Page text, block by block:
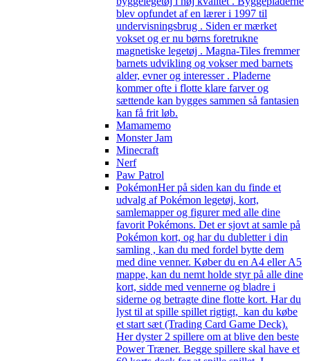
blev opfundet af en lærer i 1997 til
undervisningsbrug . Siden er mærket
vokset og er nu børns foretrukne
magnetiske legetøj . Magna-Tiles fremmer
barnets udvikling og vokser med barnets
alder, evner og interesser . Pladerne
kommer ofte i flotte klare farver og
sættende kan bygges sammen så fantasien
kan få frit løb.
Mamamemo
Monster Jam
Minecraft
Nerf
Paw Patrol
PokémonHer på siden kan du finde et
udvalg af Pokémon legetøj, kort,
samlemapper og figurer med alle dine
favorit Pokémons. Det er sjovt at samle på
Pokémon kort, og har du dubletter i din
samling , kan du med fordel bytte dem
med dine venner. Køber du en A4 eller A5
mappe, kan du nemt holde styr på alle dine
kort, sidde med vennerne og bladre i
siderne og betragte dine flotte kort. Har du
lyst til at spille spillet rigtigt, kan du købe
et start sæt (Trading Card Game Deck).
Her dyster 2 spillere om at blive den beste
Power Træner. Begge spillere skal have et